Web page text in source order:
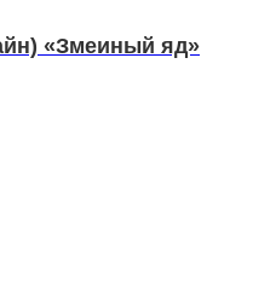
«Змеиный яд»